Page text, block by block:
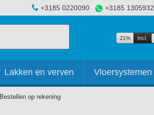
+3185 0220090 +3185 1305932
21% Incl.
Lakken en verven Vloersystemen
Bestellen op rekening